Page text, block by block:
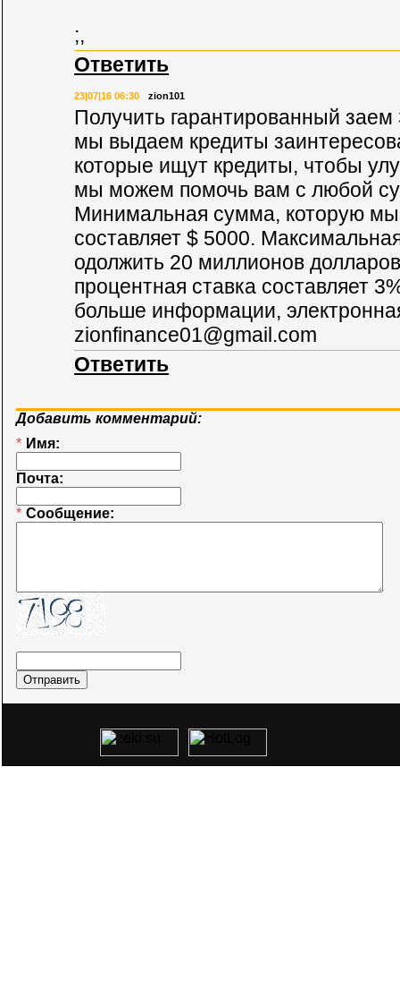
;,
Ответить
23|07|16 06:30 zion101
Получить гарантированный заем
мы выдаем кредиты
которые ищут кредиты, чтобы
мы можем помочь вам с любой
Минимальная сумма, которую
составляет $ 5000.
одолжить 20 миллионов
процентная ставка составляет
больше информации,
zionfinance01@gmail.com
Ответить
Добавить комментарий:
* Имя:
Почта:
* Сообщение: